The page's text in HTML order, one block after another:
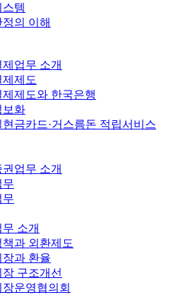
스템
의 이해
업무 소개
제도
제제도와 한국은행
보화
현금카드·거스름돈 적립서비스
업무 소개
무
무
소개
책과 외환제도
장과 환율
구조개선
운영협의회